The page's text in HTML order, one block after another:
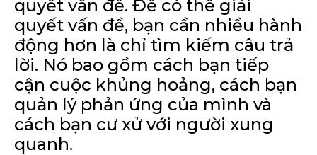
quyết vấn đề. Để có thể giải
quyết vấn đề, bạn cần nhiều hành
động hơn là chỉ tìm kiếm câu trả
lời. Nó bao gồm cách bạn tiếp
cận cuộc khủng hoảng, cách bạn
quản lý phản ứng của mình và
cách bạn cư xử với người xung
quanh.